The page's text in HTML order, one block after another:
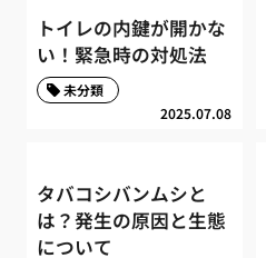
トイレの内鍵が開かな
い！緊急時の対処法
2025.07.08
未分類
タバコシバンムシと
は？発生の原因と生態
について